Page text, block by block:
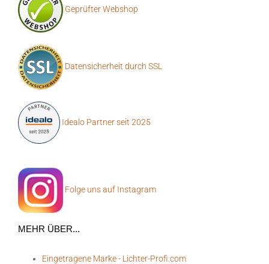
Geprüfter Webshop
Datensicherheit durch SSL
Idealo Partner seit 2025
Folge uns auf Instagram
MEHR ÜBER...
Eingetragene Marke - Lichter-Profi.com